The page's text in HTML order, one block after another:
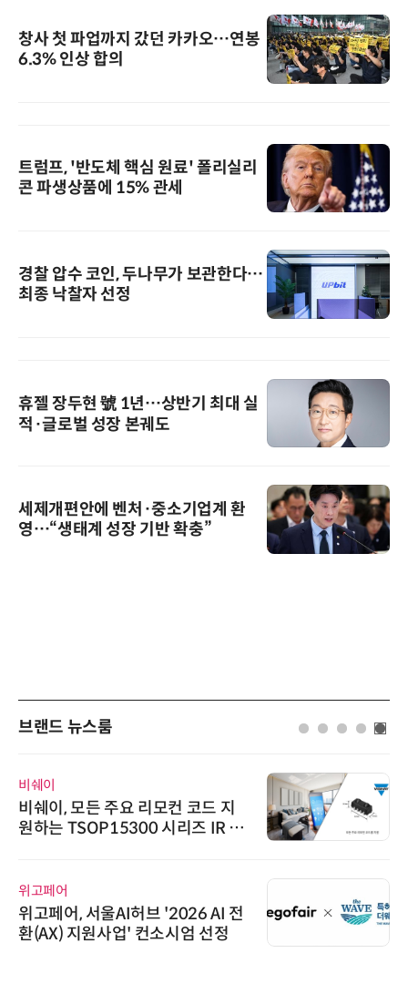
창사 첫 파업까지 갔던 카카오…연봉
6.3% 인상 합의
트럼프, '반도체 핵심 원료' 폴리실리
콘 파생상품에 15% 관세
경찰 압수 코인, 두나무가 보관한다…
최종 낙찰자 선정
휴젤 장두현 號 1년…상반기 최대 실
적·글로벌 성장 본궤도
세제개편안에 벤처·중소기업계 환
영…“생태계 성장 기반 확충”
브랜드 뉴스룸
비쉐이
비쉐이, 모든 주요 리모컨 코드 지
원하는 TSOP15300 시리즈 IR 수
위고페어
위고페어, 서울AI허브 '2026 AI 전
환(AX) 지원사업' 컨소시엄 선정